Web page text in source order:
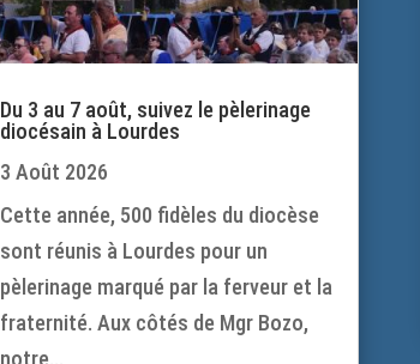
Du 3 au 7 août, suivez le pèlerinage
diocésain à Lourdes
3 Août 2026
Cette année, 500 fidèles du diocèse
sont réunis à Lourdes pour un
pèlerinage marqué par la ferveur et la
fraternité. Aux côtés de Mgr Bozo,